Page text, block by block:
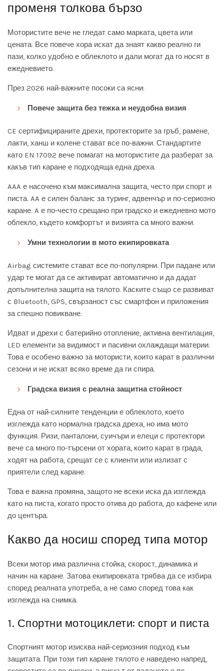
променя толкова бързо
Мотористите вече не гледат само марката, цвета или
цената. Все повече хора искат да знаят какво реално ги
пази, колко удобно е облеклото и дали могат да го носят в
ежедневието.
През 2026 най-важните посоки са ясни:
Повече защита без тежка и неудобна визия
CE сертифицираните дрехи, протекторите за гръб, рамене,
лакти, ханш и колене стават все по-важни. Стандартите
като EN 17092 вече помагат на мотористите да разберат за
какъв тип каране е подходяща една дреха.
AAA е насочено към максимална защита, често при спорт и
писта. AA е силен баланс за туринг, адвенчър и по-сериозно
каране. A е по-често срещано при градско и ежедневно мото
облекло, където комфортът и визията са много важни.
Умни технологии в мото екипировката
Airbag системите стават все по-популярни. При падане или
удар те могат да се активират автоматично и да дадат
допълнителна защита на тялото. Каските също се развиват
с Bluetooth, GPS, свързаност със смартфон и приложения
за спешно повикване.
Идват и дрехи с батерийно отопление, активна вентилация,
LED елементи за видимост и пасивни охлаждащи материи.
Това е особено важно за мотористи, които карат в различни
сезони и не искат всяко време да ги спира.
Градска визия с реална защитна стойност
Една от най-силните тенденции е облеклото, което
изглежда като нормална градска дреха, но има мото
функция. Ризи, панталони, суичъри и елеци с протектори
вече са много по-търсени от хората, които карат в града,
ходят на работа, срещат се с клиенти или излизат с
приятели след каране.
Това е важна промяна, защото не всеки иска да изглежда
като на писта, когато просто отива до работа, до кафене или
до центъра.
Какво да носиш според типа мотор
Всеки мотор има различна стойка, скорост, динамика и
начин на каране. Затова екипировката трябва да се избира
според реалната употреба, а не само според това как
изглежда на снимка.
1. Спортни мотоциклети: спорт и писта
Спортният мотор изисква най-сериозния подход към
защитата. При този тип каране тялото е наведено напред,